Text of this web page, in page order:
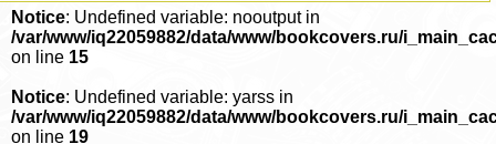
Notice: Undefined variable: nooutput in
/var/www/iq22059882/data/www/bookcovers.ru/
on line 15
Notice: Undefined variable: yarss in
/var/www/iq22059882/data/www/bookcovers.ru/
on line 19